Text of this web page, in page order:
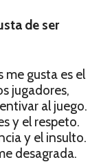
de ser
me gusta es el
jugadores,
al juego.
y el respeto.
y el insulto.
desagrada.